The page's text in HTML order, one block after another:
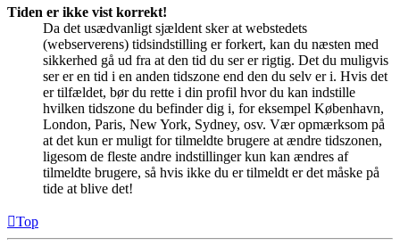
Tiden er ikke vist korrekt!
Da det usædvanligt sjældent sker at webstedets
(webserverens) tidsindstilling er forkert, kan du næsten med
sikkerhed gå ud fra at den tid du ser er rigtig. Det du muligvis
ser er en tid i en anden tidszone end den du selv er i. Hvis det
er tilfældet, bør du rette i din profil hvor du kan indstille
hvilken tidszone du befinder dig i, for eksempel København,
London, Paris, New York, Sydney, osv. Vær opmærksom på
at det kun er muligt for tilmeldte brugere at ændre tidszonen,
ligesom de fleste andre indstillinger kun kan ændres af
tilmeldte brugere, så hvis ikke du er tilmeldt er det måske på
tide at blive det!
Top